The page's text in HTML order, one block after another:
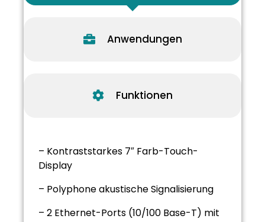
Anwendungen
Funktionen
– Kontraststarkes 7″ Farb-Touch-
Display
– Polyphone akustische Signalisierung
– 2 Ethernet-Ports (10/100 Base-T) mit